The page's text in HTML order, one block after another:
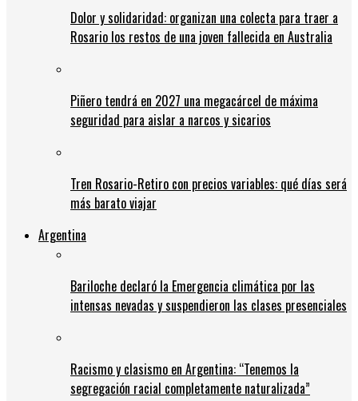
Dolor y solidaridad: organizan una colecta para traer a
Rosario los restos de una joven fallecida en Australia
Piñero tendrá en 2027 una megacárcel de máxima
seguridad para aislar a narcos y sicarios
Tren Rosario-Retiro con precios variables: qué días será
más barato viajar
Argentina
Bariloche declaró la Emergencia climática por las
intensas nevadas y suspendieron las clases presenciales
Racismo y clasismo en Argentina: “Tenemos la
segregación racial completamente naturalizada”